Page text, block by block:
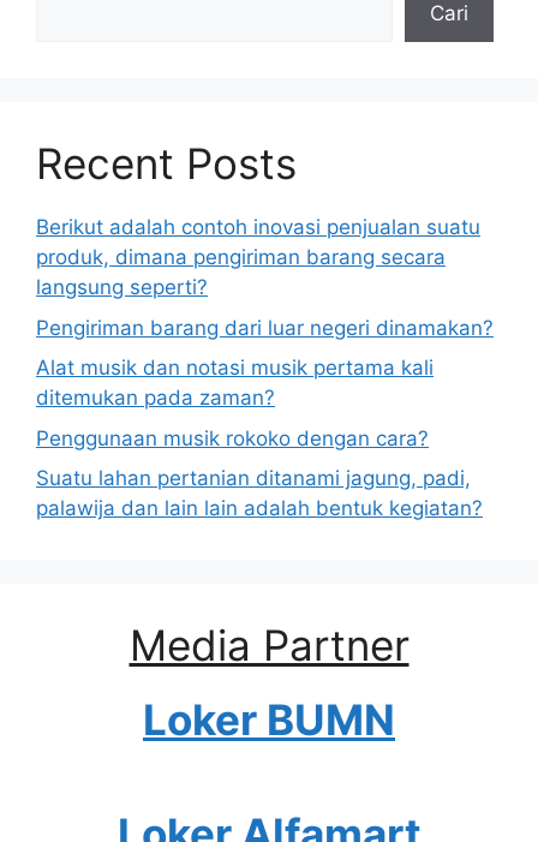
Cari
Recent Posts
Berikut adalah contoh inovasi penjualan suatu
produk, dimana pengiriman barang secara
langsung seperti?
Pengiriman barang dari luar negeri dinamakan?
Alat musik dan notasi musik pertama kali
ditemukan pada zaman?
Penggunaan musik rokoko dengan cara?
Suatu lahan pertanian ditanami jagung, padi,
palawija dan lain lain adalah bentuk kegiatan?
Media Partner
Loker BUMN